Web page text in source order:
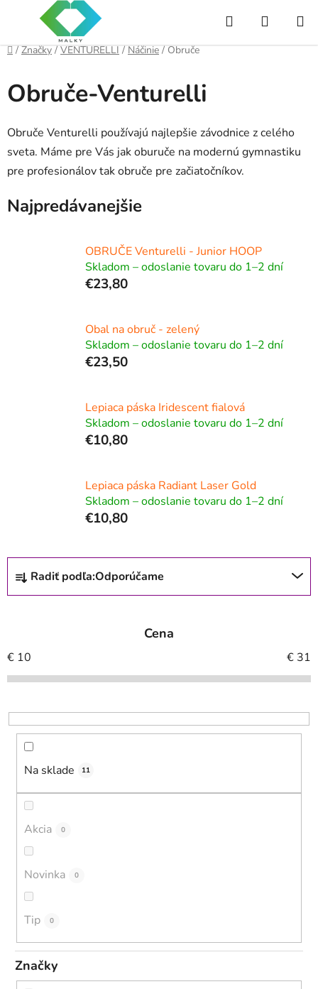
Hľadať
KOŠÍK
Domov
/ Značky / VENTURELLI / Náčinie / Obruče
Obruče-Venturelli
Obruče Venturelli používajú najlepšie závodnice z celého
sveta. Máme pre Vás jak oburuče na modernú gymnastiku
pre profesionálov tak obruče pre začiatočníkov.
Najpredávanejšie
OBRUČE Venturelli - Junior HOOP
Skladom – odoslanie tovaru do 1–2 dní
€23,80
Obal na obruč - zelený
Skladom – odoslanie tovaru do 1–2 dní
€23,50
Lepiaca páska Iridescent fialová
Skladom – odoslanie tovaru do 1–2 dní
€10,80
Lepiaca páska Radiant Laser Gold
Skladom – odoslanie tovaru do 1–2 dní
€10,80
R
d
i
e
r
o
Radiť podľa:Odporúčame
Cena
€ 10 € 31
Na sklade 11
Akcia 0
Novinka 0
Tip 0
Značky